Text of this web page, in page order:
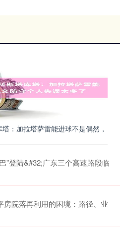
：加拉塔萨雷能进球不是偶然，
”登陆&#32;广东三个高速路段临
院落再利用的困境：路径、业